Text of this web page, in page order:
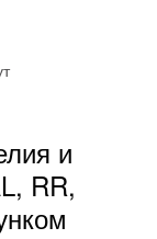
и
RR,